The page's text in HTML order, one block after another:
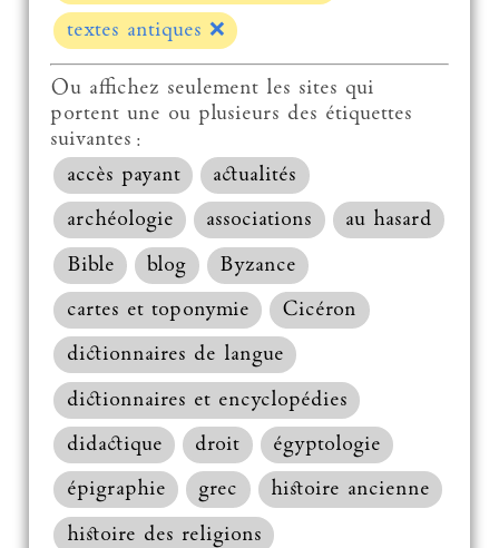
textes antiques ❌
Ou affichez seulement les sites qui
portent une ou plusieurs des étiquettes
suivantes :
accès payant
actualités
archéologie
associations
au hasard
Bible
blog
Byzance
cartes et toponymie
Cicéron
dictionnaires de langue
dictionnaires et encyclopédies
didactique
droit
égyptologie
épigraphie
grec
histoire ancienne
histoire des religions